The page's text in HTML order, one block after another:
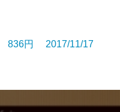
836円 2017/11/17